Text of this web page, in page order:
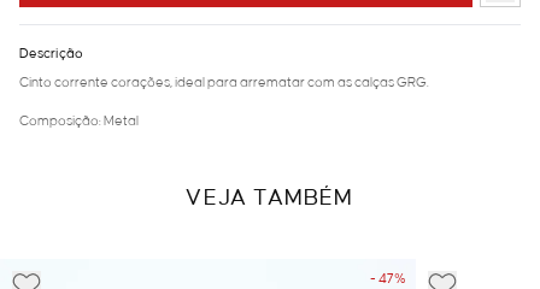
Descrição
Cinto corrente corações, ideal para arrematar com as calças GRG.
Composição: Metal
VEJA TAMBÉM
- 47%